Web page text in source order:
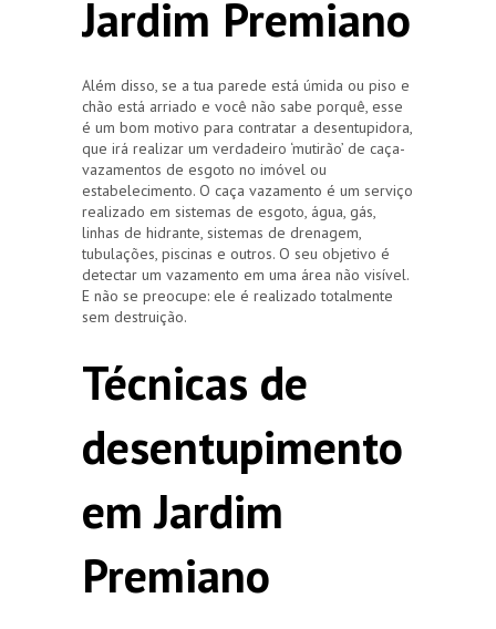
Jardim Premiano
Além disso, se a tua parede está úmida ou piso e
chão está arriado e você não sabe porquê, esse
é um bom motivo para contratar a desentupidora,
que irá realizar um verdadeiro ‘mutirão’ de caça-
vazamentos de esgoto no imóvel ou
estabelecimento. O caça vazamento é um serviço
realizado em sistemas de esgoto, água, gás,
linhas de hidrante, sistemas de drenagem,
tubulações, piscinas e outros. O seu objetivo é
detectar um vazamento em uma área não visível.
E não se preocupe: ele é realizado totalmente
sem destruição.
Técnicas de
desentupimento
em Jardim
Premiano